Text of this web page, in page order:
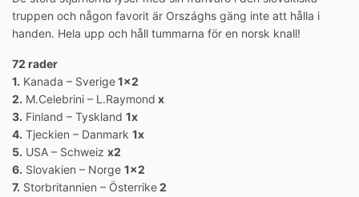
truppen och någon favorit är Országhs gäng inte att hålla i
handen. Hela upp och håll tummarna för en norsk knall!
72 rader
1. Kanada – Sverige1×2
2. M.Celebrini – L.Raymond x
3. Finland – Tyskland 1x
4. Tjeckien – Danmark 1x
5. USA – Schweiz x2
6. Slovakien – Norge 1×2
7. Storbritannien – Österrike2